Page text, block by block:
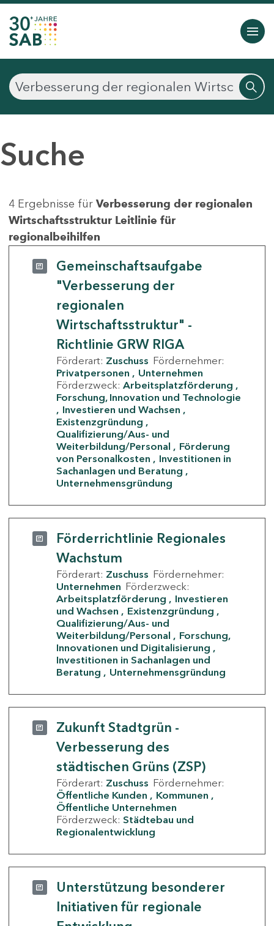
Suche
4 Ergebnisse für Verbesserung der regionalen
Wirtschaftsstruktur Leitlinie für
regionalbeihilfen
Gemeinschaftsaufgabe
"Verbesserung der
regionalen
Wirtschaftsstruktur" -
Richtlinie GRW RIGA
Förderart: Zuschuss Fördernehmer:
Privatpersonen
Unternehmen
Förderzweck: Arbeitsplatzförderung
Forschung, Innovation und Technologie
Investieren und Wachsen
Existenzgründung
Qualifizierung/Aus- und
Weiterbildung/Personal
Förderung
von Personalkosten
Investitionen in
Sachanlagen und Beratung
Unternehmensgründung
Förderrichtlinie Regionales
Wachstum
Förderart: Zuschuss Fördernehmer:
Unternehmen Förderzweck:
Arbeitsplatzförderung
Investieren
und Wachsen
Existenzgründung
Qualifizierung/Aus- und
Weiterbildung/Personal
Forschung,
Innovationen und Digitalisierung
Investitionen in Sachanlagen und
Beratung
Unternehmensgründung
Zukunft Stadtgrün -
Verbesserung des
städtischen Grüns (ZSP)
Förderart: Zuschuss Fördernehmer:
Öffentliche Kunden
Kommunen
Öffentliche Unternehmen
Förderzweck: Städtebau und
Regionalentwicklung
Unterstützung besonderer
Initiativen für regionale